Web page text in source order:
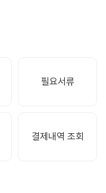
필요서류
결제내역 조회